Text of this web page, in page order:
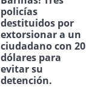
policías
destituidos por
extorsionar a un
ciudadano con 20
dólares para
evitar su
detención.